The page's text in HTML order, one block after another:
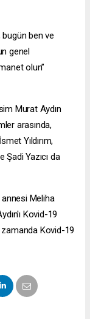
bugün ben ve
genel
olun”
Murat Aydın
arasında,
Yıldırım,
Şadi Yazıcı da
annesi Meliha
Kovid-19
zamanda Kovid-19